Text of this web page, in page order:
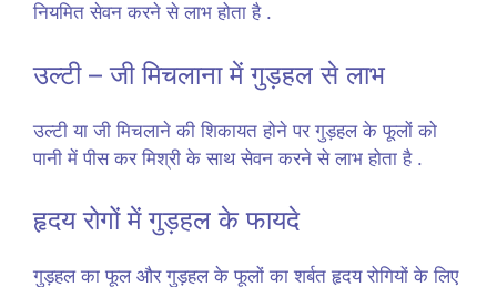
नियमित सेवन करने से लाभ होता है .
उल्टी – जी मिचलाना में गुड़हल से लाभ
उल्टी या जी मिचलाने की शिकायत होने पर गुड़हल के फूलों को
पानी में पीस कर मिश्री के साथ सेवन करने से लाभ होता है .
हृदय रोगों में गुड़हल के फायदे
गुड़हल का फूल और गुड़हल के फूलों का शर्बत हृदय रोगियों के लिए